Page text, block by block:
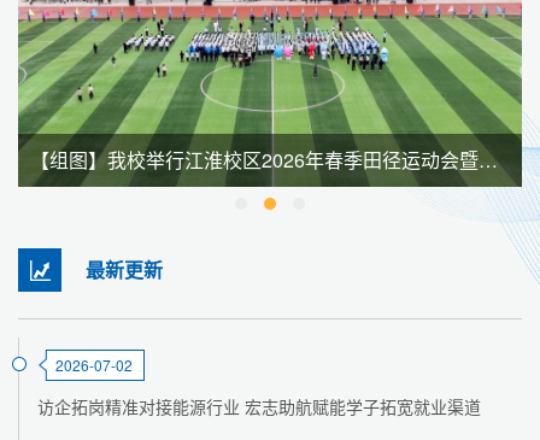
【组图】我校举行江淮校区2026年春季田径运动会暨全民健身大会
最新更新
2026-07-02
访企拓岗精准对接能源行业 宏志助航赋能学子拓宽就业渠道